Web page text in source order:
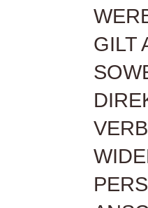
GILT